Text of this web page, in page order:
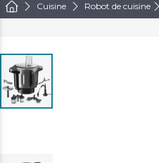
Cuisine Robot de cuisine